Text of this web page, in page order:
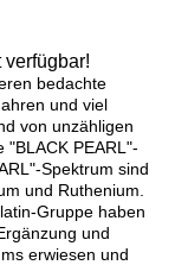
verfügbar!
bedachte
und viel
von unzähligen
PEARL"-
Spektrum sind
und Ruthenium.
Gruppe haben
und
erwiesen und